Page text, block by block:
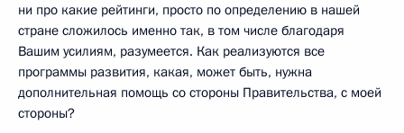
ни про какие рейтинги, просто по определению в нашей
стране сложилось именно так, в том числе благодаря
Вашим усилиям, разумеется. Как реализуются все
программы развития, какая, может быть, нужна
дополнительная помощь со стороны Правительства, с моей
стороны?